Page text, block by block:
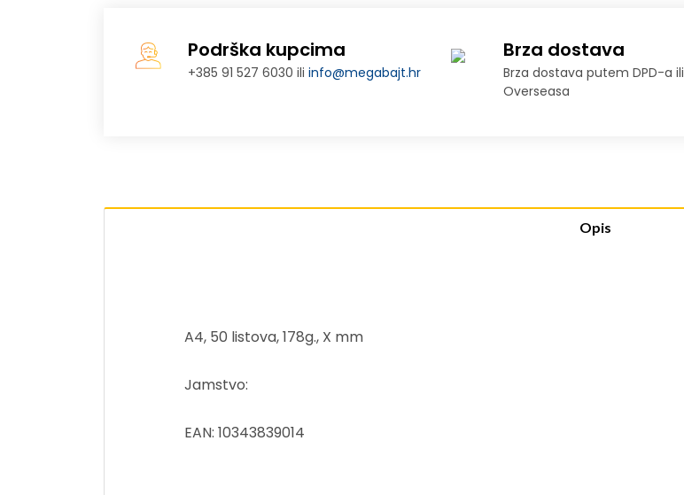
Podrška kupcima
+385 91 527 6030 iliinfo@megabajt.hr
Brza dostava
Brza dostava putem DPD-a ili
Overseasa
Opis
A4, 50 listova, 178g., X mm
Jamstvo:
EAN: 10343839014